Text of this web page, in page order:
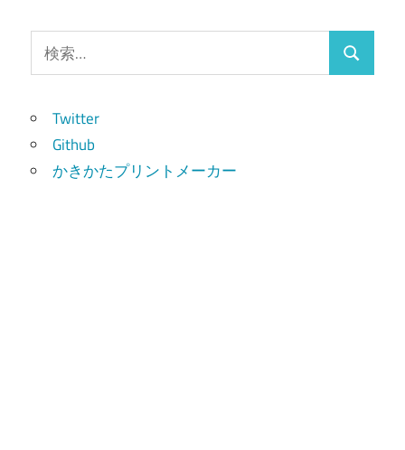
索:
検
Twitter
Github
かきかたプリントメーカー